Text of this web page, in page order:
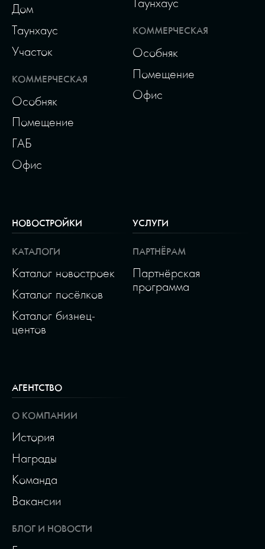
Дом
Таунхаус
Участок
КОММЕРЧЕСКАЯ
Особняк
Помещение
ГАБ
Офис
КОММЕРЧЕСКАЯ
Особняк
Помещение
Офис
НОВОСТРОЙКИ
КАТАЛОГИ
Каталог новостроек
Каталог посёлков
Каталог бизнец-
центов
УСЛУГИ
ПАРТНЁРАМ
Партнёрская
программа
АГЕНТСТВО
О КОМПАНИИ
История
Награды
Команда
Вакансии
БЛОГ И НОВОСТИ